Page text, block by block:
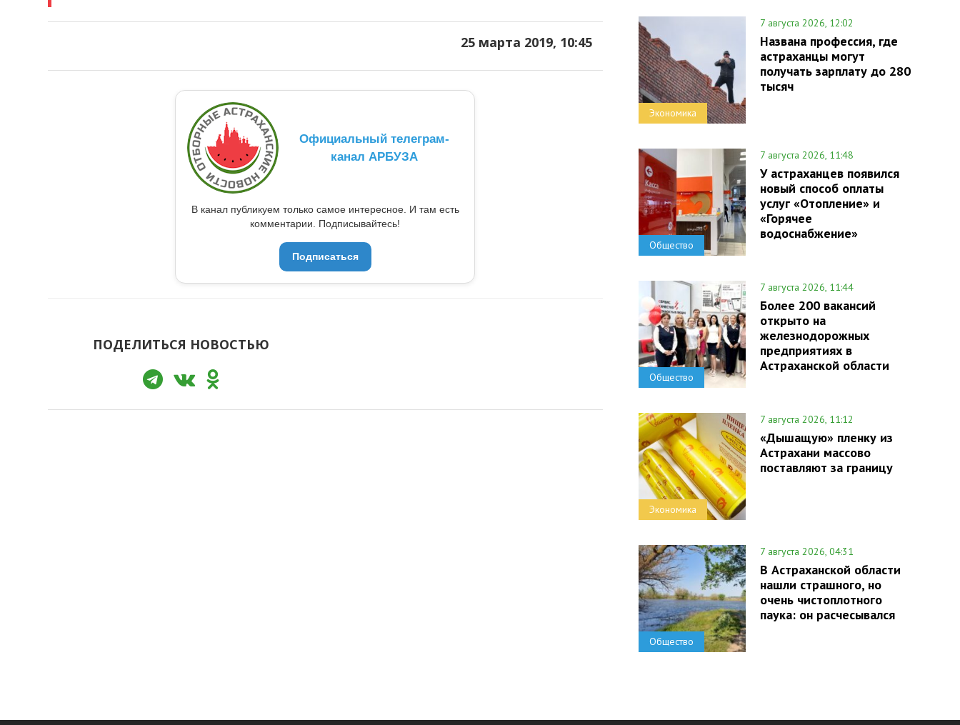
25 марта 2019, 10:45
Официальный телеграм-
канал АРБУЗА
В канал публикуем только самое интересное. И там есть
комментарии. Подписывайтесь!
Подписаться
ПОДЕЛИТЬСЯ НОВОСТЬЮ
Экономика
7 августа 2026, 12:02
Названа профессия, где
астраханцы могут
получать зарплату до 280
тысяч
Общество
7 августа 2026, 11:48
У астраханцев появился
новый способ оплаты
услуг «Отопление» и
«Горячее
водоснабжение»
Общество
7 августа 2026, 11:44
Более 200 вакансий
открыто на
железнодорожных
предприятиях в
Астраханской области
Экономика
7 августа 2026, 11:12
«Дышащую» пленку из
Астрахани массово
поставляют за границу
Общество
7 августа 2026, 04:31
В Астраханской области
нашли страшного, но
очень чистоплотного
паука: он расчесывался